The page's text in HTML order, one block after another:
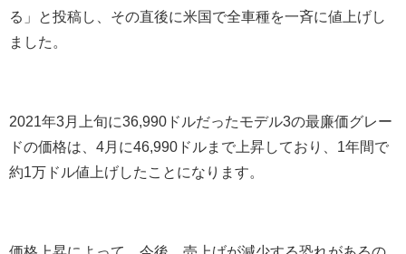
る」と投稿し、その直後に米国で全車種を一斉に値上げし
ました。
2021 年3 月上旬に36,990 ドルだったモデル3の最廉価グレー
ドの価格は、 4 月に46,990 ドルまで上昇しており、 1 年間で
約1 万ドル値上げしたことになります。